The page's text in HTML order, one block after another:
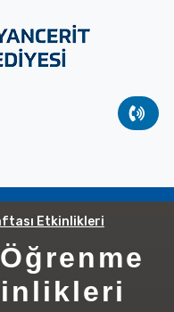
Etkinlikleri